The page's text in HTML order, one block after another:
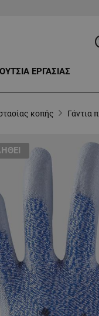
ΕΡΓΑΣΙΑΣ
κοπής Γάντια